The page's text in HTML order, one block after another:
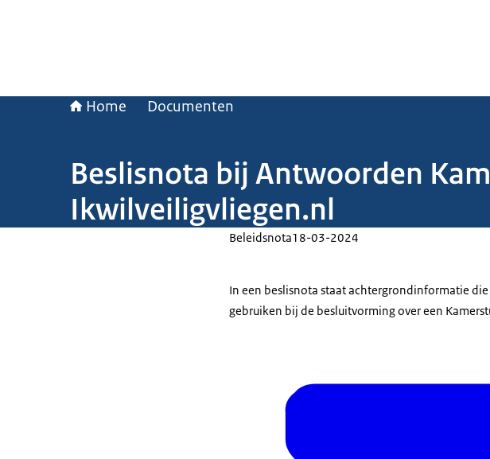
Home Documenten
Beslisnota bij Antwoorden
Ikwilveiligvliegen.nl
Beleidsnota18-03-2024
In een beslisnota staat achtergrondinformatie
gebruiken bij de besluitvorming over een